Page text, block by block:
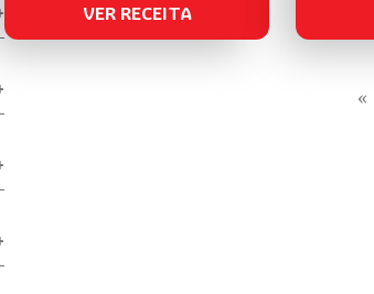
VER RECEITA
«